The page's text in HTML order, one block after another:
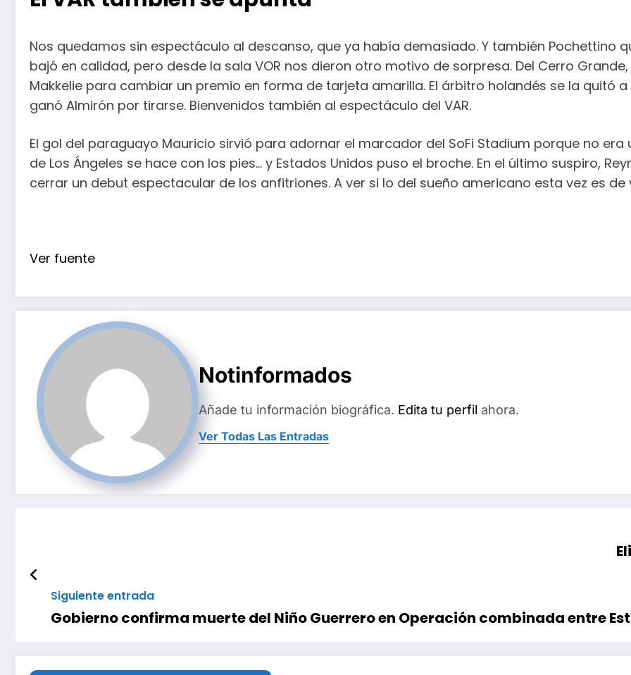
Nos quedamos sin espectáculo al descanso, que ya había demasiado. Y también Pochettino
bajó en calidad, pero desde la sala VOR nos dieron otro motivo de sorpresa. Del Cerro
Makkelie para cambiar un premio en forma de tarjeta amarilla. El árbitro holandés se la quitó
ganó Almirón por tirarse. Bienvenidos también al espectáculo del VAR.
El gol del paraguayo Mauricio sirvió para adornar el marcador del SoFi Stadium porque no era
de Los Ángeles se hace con los pies… y Estados Unidos puso el broche. En el último suspiro,
cerrar un debut espectacular de los anfitriones. A ver si lo del sueño americano esta vez es de
Ver fuente
Notinformados
Añade tu información biográfica. Edita tu perfil ahora.
Ver Todas Las Entradas
Siguiente entrada
Gobierno confirma muerte del Niño Guerrero en Operación combinada entre